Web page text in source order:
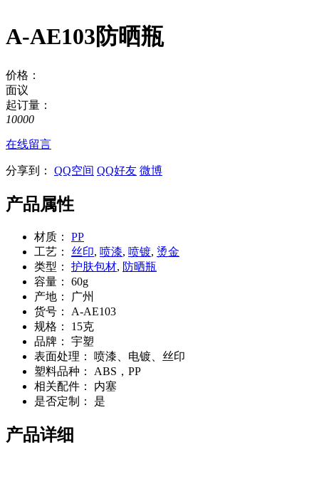
A-AE103防晒瓶
价格：
面议
起订量：
10000
在线留言
分享到： QQ空间 QQ好友 微博
产品属性
材质：
PP
工艺：
丝印, 喷漆, 喷镀, 烫金
类型：
护肤包材, 防晒瓶
容量：
60g
产地：
广州
货号：
A-AE103
规格：
15克
品牌：
宇塑
表面处理：
喷漆、电镀、丝印
塑料品种：
ABS，PP
相关配件：
内塞
是否定制：
是
产品详细